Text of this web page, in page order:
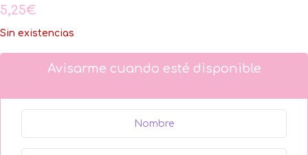
5,25€
Sin existencias
Avisarme cuando esté disponible